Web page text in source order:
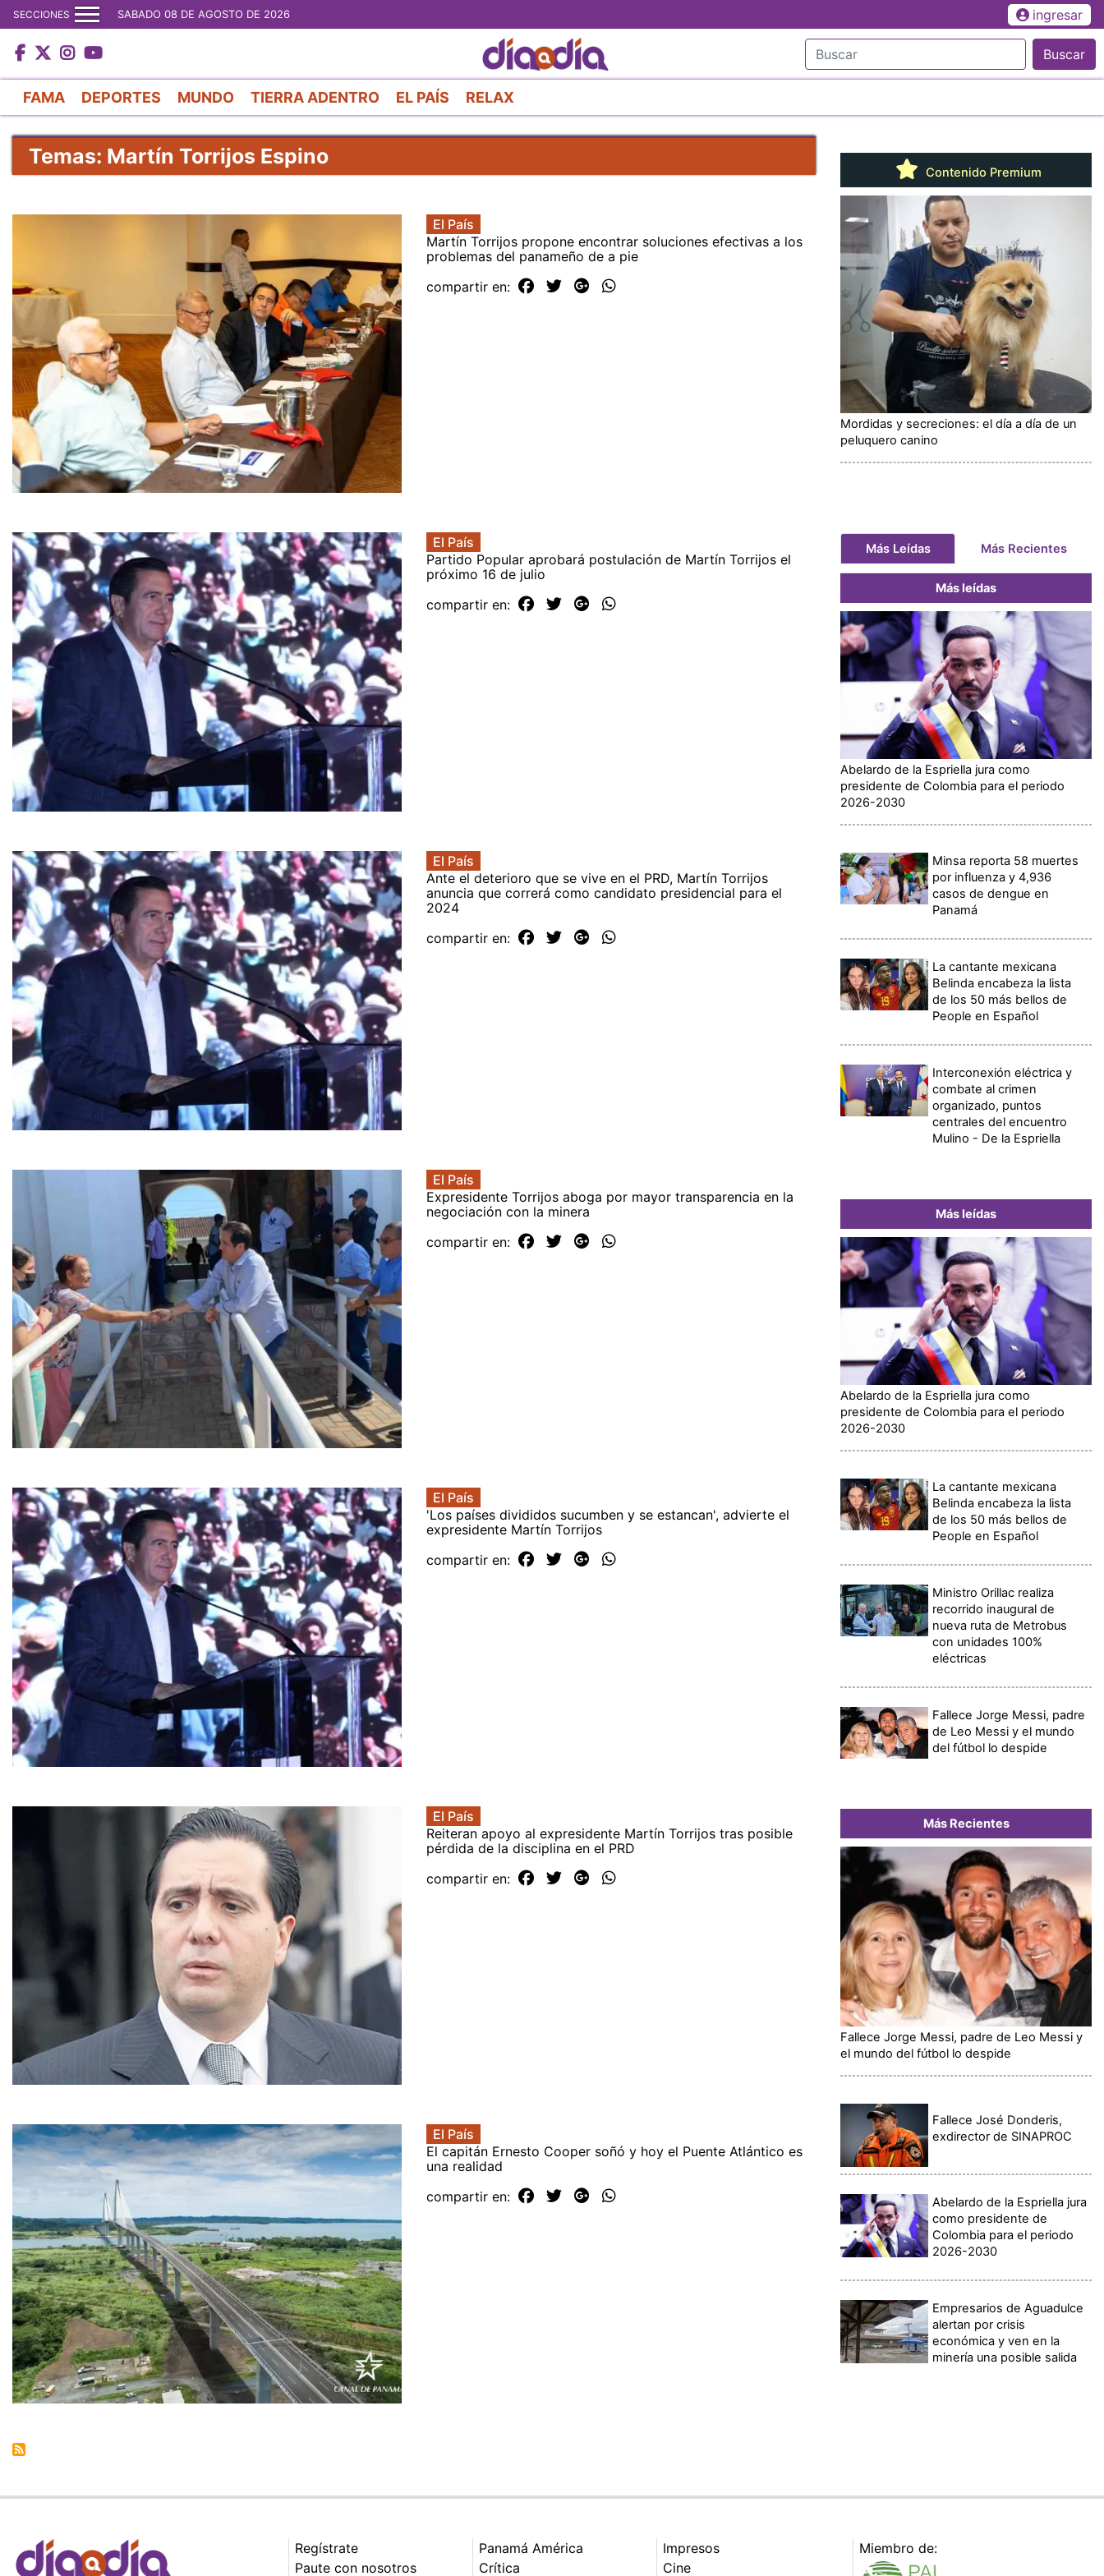
al
contenido
principal
SECCIONES SABADO 08 DE AGOSTO DE 2026 ingresar
Buscar
FAMA DEPORTES MUNDO TIERRA ADENTRO EL PAÍS RELAX
Temas: Martín Torrijos Espino
El País
Martín Torrijos propone encontrar soluciones efectivas a los
problemas del panameño de a pie
compartir en:
El País
Partido Popular aprobará postulación de Martín Torrijos el
próximo 16 de julio
compartir en:
El País
Ante el deterioro que se vive en el PRD, Martín Torrijos
anuncia que correrá como candidato presidencial para el
2024
compartir en:
El País
Expresidente Torrijos aboga por mayor transparencia en la
negociación con la minera
compartir en:
El País
'Los países divididos sucumben y se estancan', advierte el
expresidente Martín Torrijos
compartir en:
El País
Reiteran apoyo al expresidente Martín Torrijos tras posible
pérdida de la disciplina en el PRD
compartir en:
El País
El capitán Ernesto Cooper soñó y hoy el Puente Atlántico es
una realidad
compartir en:
Contenido Premium
Mordidas y secreciones: el día a día de un
peluquero canino
Más Leídas Más Recientes
Más leídas
Abelardo de la Espriella jura como
presidente de Colombia para el periodo
2026-2030
Minsa reporta 58 muertes
por influenza y 4,936
casos de dengue en
Panamá
La cantante mexicana
Belinda encabeza la lista
de los 50 más bellos de
People en Español
Interconexión eléctrica y
combate al crimen
organizado, puntos
centrales del encuentro
Mulino - De la Espriella
Más leídas
Abelardo de la Espriella jura como
presidente de Colombia para el periodo
2026-2030
La cantante mexicana
Belinda encabeza la lista
de los 50 más bellos de
People en Español
Ministro Orillac realiza
recorrido inaugural de
nueva ruta de Metrobus
con unidades 100%
eléctricas
Fallece Jorge Messi, padre
de Leo Messi y el mundo
del fútbol lo despide
Más Recientes
Fallece Jorge Messi, padre de Leo Messi y
el mundo del fútbol lo despide
Fallece José Donderis,
exdirector de SINAPROC
Abelardo de la Espriella jura
como presidente de
Colombia para el periodo
2026-2030
Empresarios de Aguadulce
alertan por crisis
económica y ven en la
minería una posible salida
Regístrate
Paute con nosotros
Panamá América
Crítica
Impresos
Cine
Miembro de: